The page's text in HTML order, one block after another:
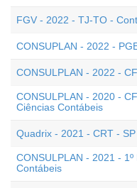
FGV - 2022 - TJ-TO -
CONSUPLAN - 2022 -
CONSULPLAN - 2022 -
CONSULPLAN - 2020 -
Ciências Contábeis
Quadrix - 2021 - CRT -
CONSULPLAN - 2021 -
Contábeis